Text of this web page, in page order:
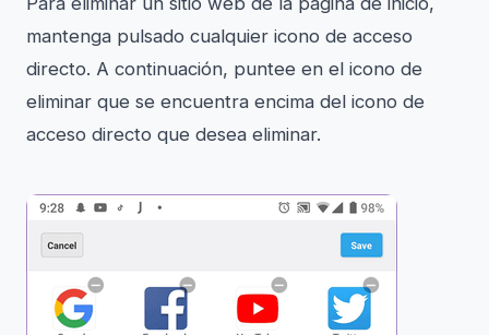
mantenga pulsado cualquier icono de acceso
directo. A continuación, puntee en el icono de
eliminar que se encuentra encima del icono de
acceso directo que desea eliminar.